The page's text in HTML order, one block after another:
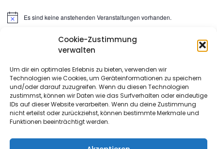
Cookie-Zustimmung
verwalten
Um dir ein optimales Erlebnis zu bieten, verwenden wir
Technologien wie Cookies, um Geräteinformationen zu speichern
und/oder darauf zuzugreifen. Wenn du diesen Technologien
zustimmst, können wir Daten wie das Surfverhalten oder eindeutige
IDs auf dieser Website verarbeiten. Wenn du deine Zustimmung
nicht erteilst oder zurückziehst, können bestimmte Merkmale und
Funktionen beeinträchtigt werden.
HinweisEs sind keine anstehenden Veranstaltungen vorhanden.
META
Anmelden
Eintrags-Feed
Kommentar-Feed